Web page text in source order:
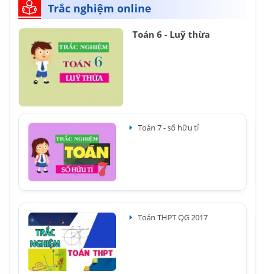
Trắc nghiệm online
Toán 6 - Luỹ thừa
Toán 7 - số hữu tỉ
Toán THPT QG 2017